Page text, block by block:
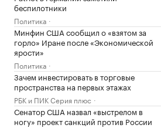
беспилотники
Политика
Минфин США сообщил о «взятом за
горло» Иране после «Экономической
ярости»
Политика
Зачем инвестировать в торговые
пространства на первых этажах
РБК и ПИК Серия плюс
Сенатор США назвал «выстрелом в
ногу» проект санкций против России